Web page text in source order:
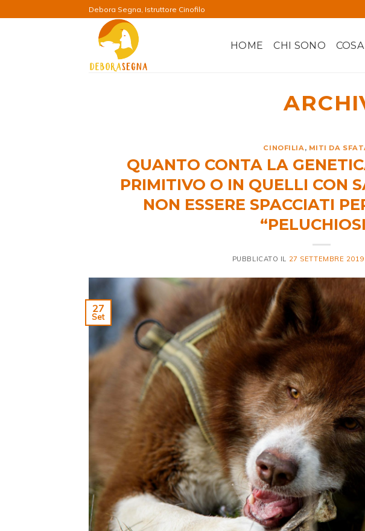
ai
Debora Segna, Istruttore Cinofilo
HOME CHI SONO
CINOFILIA , MITI DA
QUANTO CONTA LA
PRIMITIVO O IN QUELLI CON
NON ESSERE SPACCIATI
PUBBLICATO IL 27 SETTEMBRE 2019
27
Set